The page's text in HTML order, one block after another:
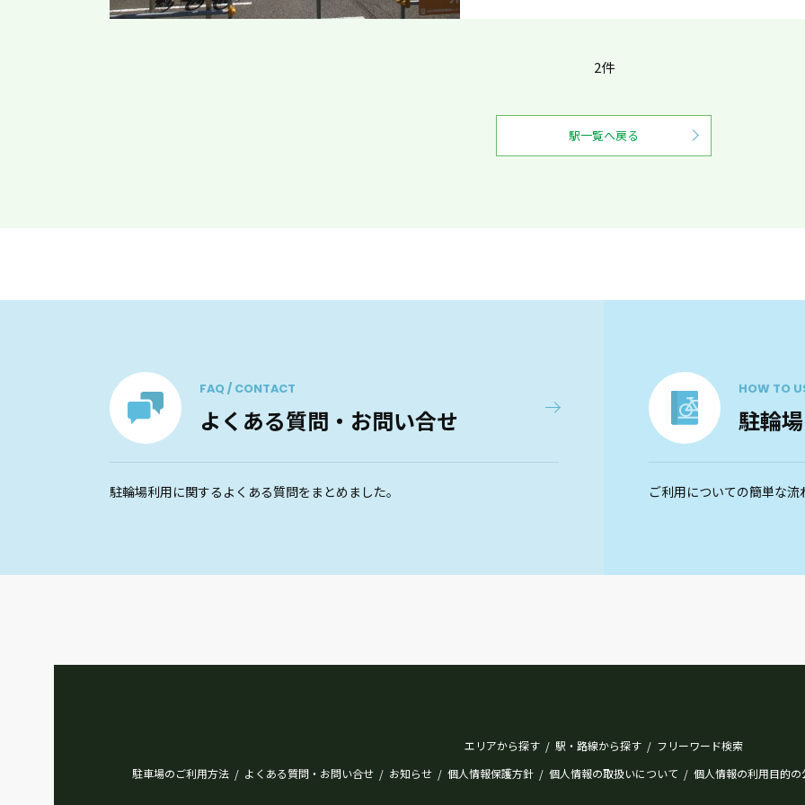
2件
駅一覧へ戻る
FAQ / CONTACT
よくある質問・お問い合せ
駐輪場利用に関するよくある質問をまとめました。
HOW TO
駐輪
ご利用についての簡単な
エリアから探す / 駅・路線から探す / フリーワード検索
駐車場のご利用方法 / よくある質問・お問い合せ / お知らせ / 個人情報保護方針 / 個人情報の取扱いについて / 個人情報の利用目的の